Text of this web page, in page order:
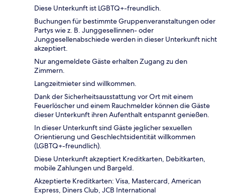
Diese Unterkunft ist LGBTQ+-freundlich.
Buchungen für bestimmte Gruppenveranstaltungen oder
Partys wie z. B. Junggesellinnen- oder
Junggesellenabschiede werden in dieser Unterkunft nicht
akzeptiert.
Nur angemeldete Gäste erhalten Zugang zu den
Zimmern.
Langzeitmieter sind willkommen.
Dank der Sicherheitsausstattung vor Ort mit einem
Feuerlöscher und einem Rauchmelder können die Gäste
dieser Unterkunft ihren Aufenthalt entspannt genießen.
In dieser Unterkunft sind Gäste jeglicher sexuellen
Orientierung und Geschlechtsidentität willkommen
(LGBTQ+-freundlich).
Diese Unterkunft akzeptiert Kreditkarten, Debitkarten,
mobile Zahlungen und Bargeld.
Akzeptierte Kreditkarten: Visa, Mastercard, American
Express, Diners Club, JCB International